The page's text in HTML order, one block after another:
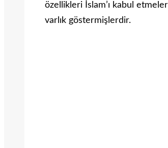
özellikleri İslam’ı kabul
varlık göstermişlerdir.